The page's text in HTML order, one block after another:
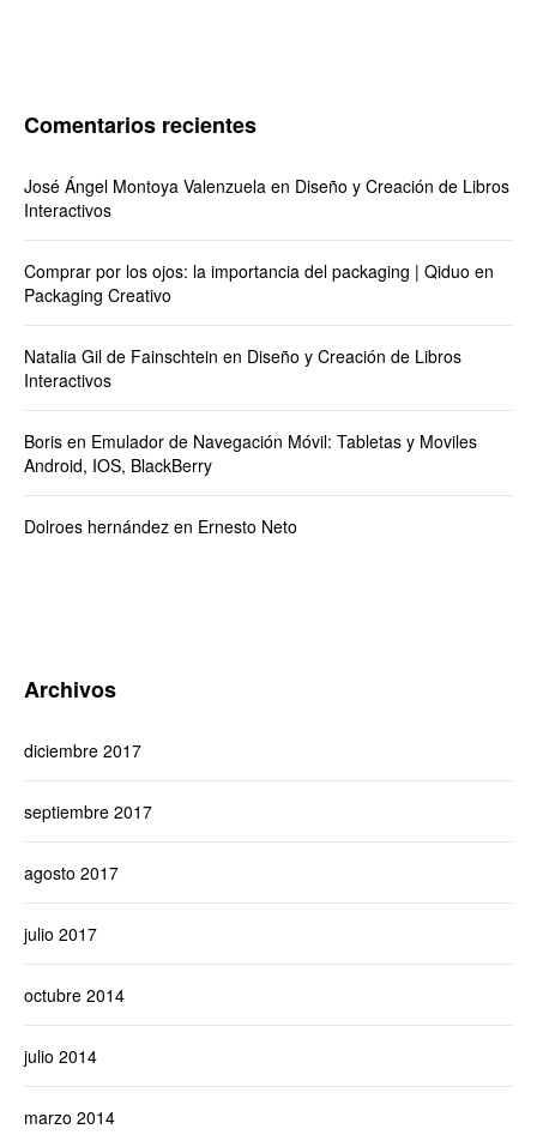
Comentarios recientes
José Ángel Montoya Valenzuela en Diseño y Creación de Libros
Interactivos
Comprar por los ojos: la importancia del packaging | Qiduo en
Packaging Creativo
Natalia Gil de Fainschtein en Diseño y Creación de Libros
Interactivos
Boris en Emulador de Navegación Móvil: Tabletas y Moviles
Android, IOS, BlackBerry
Dolroes hernández en Ernesto Neto
Archivos
diciembre 2017
septiembre 2017
agosto 2017
julio 2017
octubre 2014
julio 2014
marzo 2014